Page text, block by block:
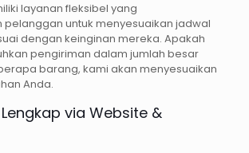
layanan fleksibel yang
pelanggan untuk menyesuaikan jadwal
dengan keinginan mereka. Apakah
pengiriman dalam jumlah besar
barang, kami akan menyesuaikan
Anda.
via Website &